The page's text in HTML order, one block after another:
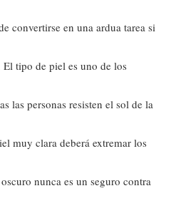
convertirse en una ardua tarea si
El tipo de piel es uno de los
las personas resisten el sol de la
muy clara deberá extremar los
nunca es un seguro contra